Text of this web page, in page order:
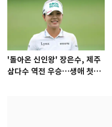
'돌아온 신인왕' 장은수, 제주
삼다수 역전 우승…생애 첫승